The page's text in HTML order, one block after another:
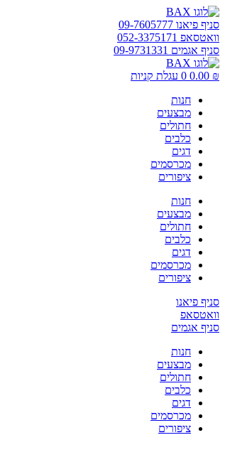
דלג
לתוכן
סניף פיאנו 09-7605777
וואטסאפ 052-3375171
סניף אגמים 09-9731331
0.00 ₪
0 עגלת קניות
חנות
מבצעים
חתולים
כלבים
דגים
מכרסמים
ציפורים
חנות
מבצעים
חתולים
כלבים
דגים
מכרסמים
ציפורים
סניף פיאנו
וואטסאפ
סניף אגמים
חנות
מבצעים
חתולים
כלבים
דגים
מכרסמים
ציפורים